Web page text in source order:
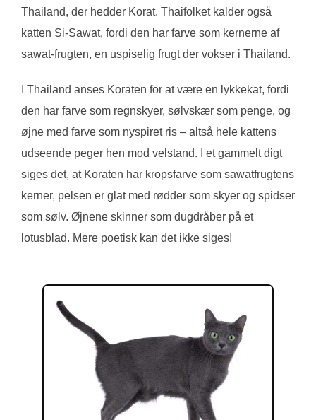
Thailand, der hedder Korat. Thaifolket kalder også
katten Si-Sawat, fordi den har farve som kernerne af
sawat-frugten, en uspiselig frugt der vokser i Thailand.
I Thailand anses Koraten for at være en lykkekat, fordi
den har farve som regnskyer, sølvskær som penge, og
øjne med farve som nyspiret ris – altså hele kattens
udseende peger hen mod velstand. I et gammelt digt
siges det, at Koraten har kropsfarve som sawatfrugtens
kerner, pelsen er glat med rødder som skyer og spidser
som sølv. Øjnene skinner som dugdråber på et
lotusblad. Mere poetisk kan det ikke siges!